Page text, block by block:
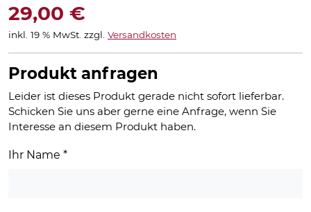
29,00 €
inkl. 19 % MwSt. zzgl. Versandkosten
Produkt anfragen
Leider ist dieses Produkt gerade nicht sofort lieferbar.
Schicken Sie uns aber gerne eine Anfrage, wenn Sie
Interesse an diesem Produkt haben.
Ihr Name *